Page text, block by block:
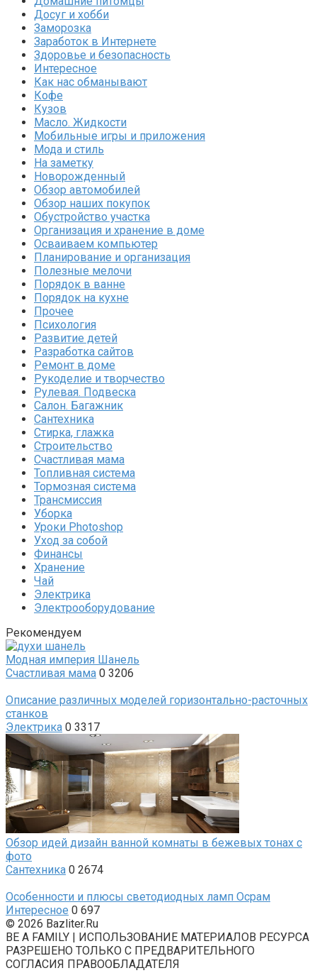
Досуг и хобби
Заморозка
Заработок в Интернете
Здоровье и безопасность
Интересное
Как нас обманывают
Кофе
Кузов
Масло. Жидкости
Мобильные игры и приложения
Мода и стиль
На заметку
Новорожденный
Обзор автомобилей
Обзор наших покупок
Обустройство участка
Организация и хранение в доме
Осваиваем компьютер
Планирование и организация
Полезные мелочи
Порядок в ванне
Порядок на кухне
Прочее
Психология
Развитие детей
Разработка сайтов
Ремонт в доме
Рукоделие и творчество
Рулевая. Подвеска
Салон. Багажник
Сантехника
Стирка, глажка
Строительство
Счастливая мама
Топливная система
Тормозная система
Трансмиссия
Уборка
Уроки Photoshop
Уход за собой
Финансы
Хранение
Чай
Электрика
Электрооборудование
Рекомендуем
Модная империя Шанель
Счастливая мама 0 3206
Описание различных моделей горизонтально-расточных
станков
Электрика 0 3317
Обзор идей дизайн ванной комнаты в бежевых тонах с
фото
Сантехника 0 2674
Особенности и плюсы светодиодных ламп Осрам
Интересное 0 697
© 2026 Bazliter.Ru
BE A FAMILY | ИСПОЛЬЗОВАНИЕ МАТЕРИАЛОВ РЕСУРСА
РАЗРЕШЕНО ТОЛЬКО С ПРЕДВАРИТЕЛЬНОГО
СОГЛАСИЯ ПРАВООБЛАДАТЕЛЯ